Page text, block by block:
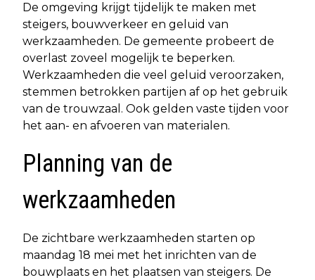
De omgeving krijgt tijdelijk te maken met
steigers, bouwverkeer en geluid van
werkzaamheden. De gemeente probeert de
overlast zoveel mogelijk te beperken.
Werkzaamheden die veel geluid veroorzaken,
stemmen betrokken partijen af op het gebruik
van de trouwzaal. Ook gelden vaste tijden voor
het aan- en afvoeren van materialen.
Planning van de
werkzaamheden
De zichtbare werkzaamheden starten op
maandag 18 mei met het inrichten van de
bouwplaats en het plaatsen van steigers. De